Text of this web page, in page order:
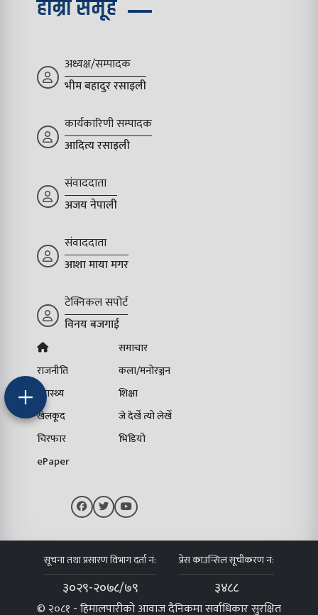
हाम्रो समूह
अध्यक्ष/सम्पादक
भीम बहादुर रसाइली
कार्यकारिणी सम्पादक
आदित्य रसाइली
संवाददाता
अजय नेपाली
संवाददाता
आशा माया मगर
टेक्निकल सपोर्ट
विनय बजगाई
समाचार
राजनीति
कला/मनोरञ्जन
स्वास्थ्य
शिक्षा
खेलकूद
जे देखेँ त्यो लेखेँ
चिरफार
भिडियो
ePaper
सूचना तथा प्रसारण विभाग दर्ता नं:
३०२९-२०७८/७९
प्रेस काउन्सिल सूचीकरण नं:
३४८८
© २०८१ - हिमालपारीको आवाज दैनिकमा सर्वाधिकार सुरक्षित